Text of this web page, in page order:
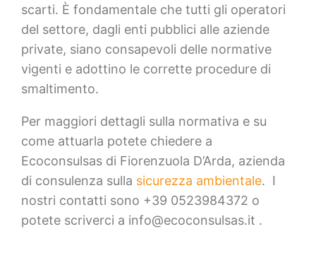
scarti. È fondamentale che tutti gli operatori
del settore, dagli enti pubblici alle aziende
private, siano consapevoli delle normative
vigenti e adottino le corrette procedure di
smaltimento.
Per maggiori dettagli sulla normativa e su
come attuarla potete chiedere a
Ecoconsulsas di Fiorenzuola D’Arda, azienda
di consulenza sulla sicurezza ambientale. I
nostri contatti sono +39 0523984372 o
potete scriverci a info@ecoconsulsas.it .